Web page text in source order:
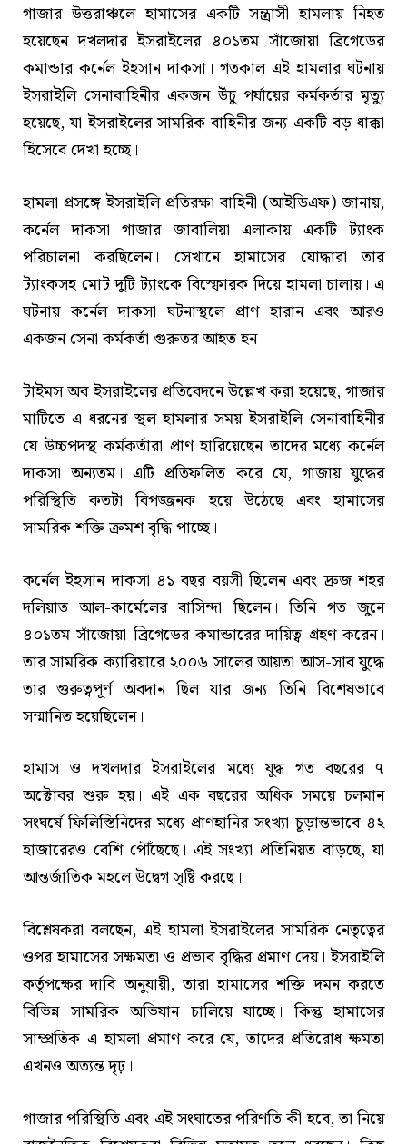
গাজার উত্তরাঞ্চলে হামাসের একটি সন্ত্রাসী হামলায় নিহত
হয়েছেন দখলদার ইসরাইলের ৪০১তম সাঁজোয়া ব্রিগেডের
কমান্ডার কর্নেল ইহসান দাকসা। গতকাল এই হামলার ঘটনায়
ইসরাইলি সেনাবাহিনীর একজন উঁচু পর্যায়ের কর্মকর্তার মৃত্যু
হয়েছে, যা ইসরাইলের সামরিক বাহিনীর জন্য একটি বড় ধাক্কা
হিসেবে দেখা হচ্ছে।
হামলা প্রসঙ্গে ইসরাইলি প্রতিরক্ষা বাহিনী (আইডিএফ) জানায়,
কর্নেল দাকসা গাজার জাবালিয়া এলাকায় একটি ট্যাংক
পরিচালনা করছিলেন। সেখানে হামাসের যোদ্ধারা তার
ট্যাংকসহ মোট দুটি ট্যাংকে বিস্ফোরক দিয়ে হামলা চালায়। এ
ঘটনায় কর্নেল দাকসা ঘটনাস্থলে প্রাণ হারান এবং আরও
একজন সেনা কর্মকর্তা গুরুতর আহত হন।
টাইমস অব ইসরাইলের প্রতিবেদনে উল্লেখ করা হয়েছে, গাজার
মাটিতে এ ধরনের স্থল হামলার সময় ইসরাইলি সেনাবাহিনীর
যে উচ্চপদস্থ কর্মকর্তারা প্রাণ হারিয়েছেন তাদের মধ্যে কর্নেল
দাকসা অন্যতম। এটি প্রতিফলিত করে যে, গাজায় যুদ্ধের
পরিস্থিতি কতটা বিপজ্জনক হয়ে উঠেছে এবং হামাসের
সামরিক শক্তি ক্রমশ বৃদ্ধি পাচ্ছে।
কর্নেল ইহসান দাকসা ৪১ বছর বয়সী ছিলেন এবং দ্রুজ শহর
দলিয়াত আল-কার্মেলের বাসিন্দা ছিলেন। তিনি গত জুনে
৪০১তম সাঁজোয়া ব্রিগেডের কমান্ডারের দায়িত্ব গ্রহণ করেন।
তার সামরিক ক্যারিয়ারে ২০০৬ সালের আয়তা আস-সাব যুদ্ধে
তার গুরুত্বপূর্ণ অবদান ছিল যার জন্য তিনি বিশেষভাবে
সম্মানিত হয়েছিলেন।
হামাস ও দখলদার ইসরাইলের মধ্যে যুদ্ধ গত বছরের ৭
অক্টোবর শুরু হয়। এই এক বছরের অধিক সময়ে চলমান
সংঘর্ষে ফিলিস্তিনিদের মধ্যে প্রাণহানির সংখ্যা চূড়ান্তভাবে ৪২
হাজারেরও বেশি পৌঁছেছে। এই সংখ্যা প্রতিনিয়ত বাড়ছে, যা
আন্তর্জাতিক মহলে উদ্বেগ সৃষ্টি করছে।
বিশ্লেষকরা বলছেন, এই হামলা ইসরাইলের সামরিক নেতৃত্বের
ওপর হামাসের সক্ষমতা ও প্রভাব বৃদ্ধির প্রমাণ দেয়। ইসরাইলি
কর্তৃপক্ষের দাবি অনুযায়ী, তারা হামাসের শক্তি দমন করতে
বিভিন্ন সামরিক অভিযান চালিয়ে যাচ্ছে। কিন্তু হামাসের
সাম্প্রতিক এ হামলা প্রমাণ করে যে, তাদের প্রতিরোধ ক্ষমতা
এখনও অত্যন্ত দৃঢ়।
গাজার পরিস্থিতি এবং এই সংঘাতের পরিণতি কী হবে, তা নিয়ে